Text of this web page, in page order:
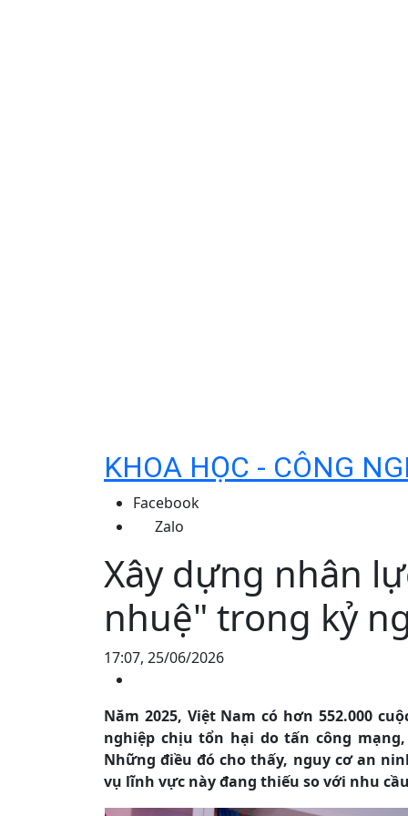
KHOA HỌC - CÔNG
Facebook
Zalo
Xây dựng nhân
nhuệ" trong kỷ
17:07, 25/06/2026
Năm 2025, Việt Nam có hơn 552.000
nghiệp chịu tổn hại do tấn công
Những điều đó cho thấy, nguy cơ an
vụ lĩnh vực này đang thiếu so với nhu